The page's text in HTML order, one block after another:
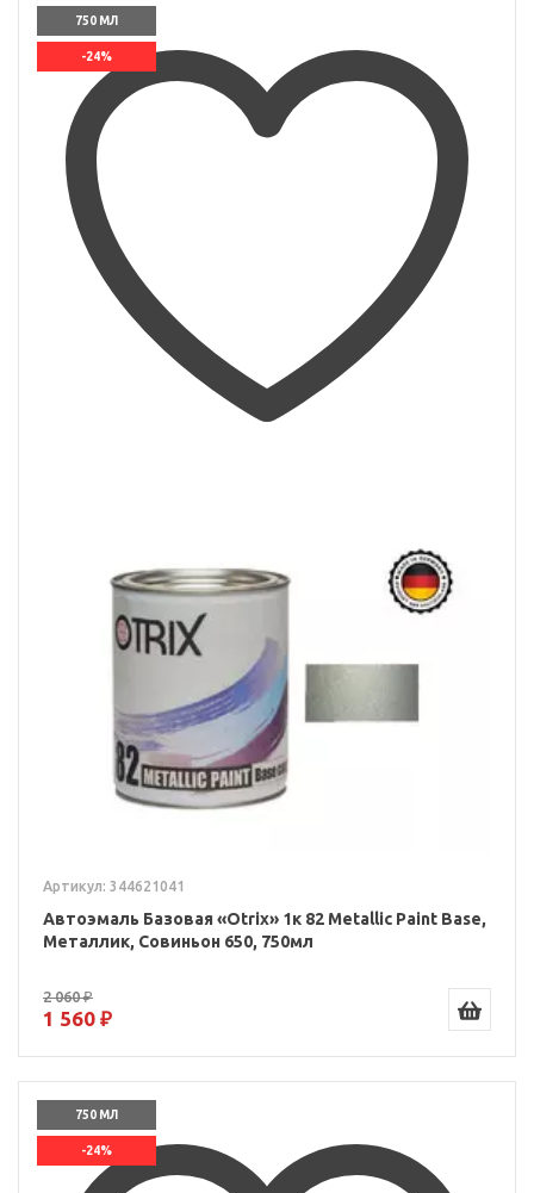
750 МЛ
-24%
Артикул: 344621041
Автоэмаль Базовая «Otrix» 1к 82 Metallic Paint Base,
Металлик, Совиньон 650, 750мл
2 060 ₽
1 560 ₽
750 МЛ
-24%